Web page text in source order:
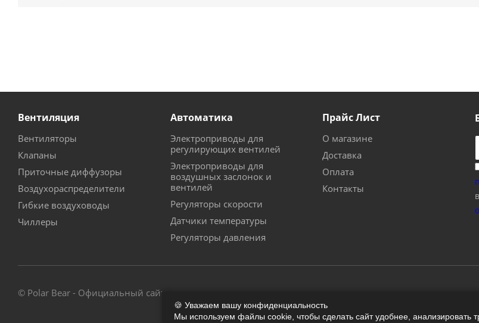
Вентиляция
Вентиляторы
Клапаны
Приточные диффузоры
Воздухораспределители
Гибкие воздуховоды
Чиллеры
Автоматика
Электроприводы для
регулирующих вентилей
Электроприводы для
воздушных заслонок и
вентилей
Регуляторы скорости
Датчики температуры
Регуляторы давления
Прайс Лист
О магазине
Доставка
Оплата
Контакты
© Polar Bear - Официальный сайт - магазин
🍪 Уважаем вашу конфиденциальность
Мы используем файлы cookie, чтобы сделать сайт удобнее, анализировать